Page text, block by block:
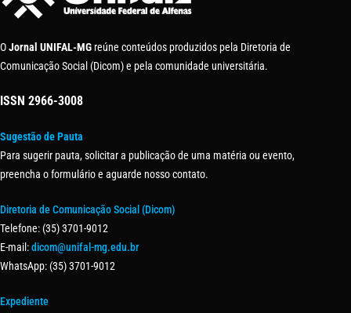
OJornal UNIFAL-MG reúne conteúdos produzidos pela Diretoria de
Comunicação Social (Dicom) e pela comunidade universitária.
ISSN 2966-3008
Sugestão de Pauta
Para sugerir pauta, solicitar a publicação de uma matéria ou evento,
preencha o formulário e aguarde nosso contato.
Diretoria de Comunicação Social (Dicom)
Telefone: (35) 3701-9012
E-mail:dicom@unifal-mg.edu.br
WhatsApp: (35) 3701-9012
Expediente